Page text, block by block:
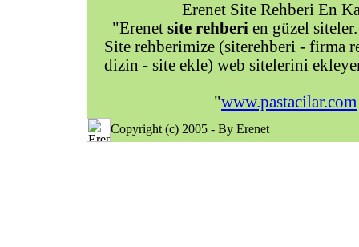
Erenet Site Rehberi En
"Erenet site rehberi en güzel
Site rehberimize (siterehberi - firma
dizin - site ekle) web sitelerini
"www.pastacilar.com
Copyright (c) 2005 - By Erenet